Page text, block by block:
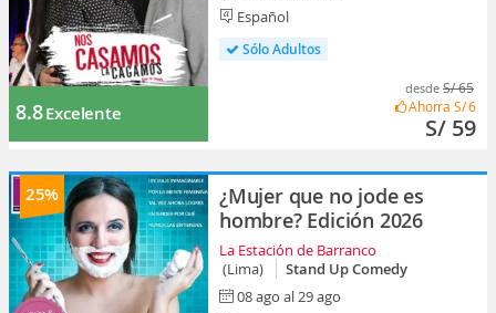
8.8Excelente
Español
Sólo Adultos
desde S/ 65
Ahorra S/ 6
S/ 59
25%
¿Mujer que no jode es
hombre? Edición 2026
La Estación de Barranco
(Lima)
Stand Up Comedy
08 ago al 29 ago